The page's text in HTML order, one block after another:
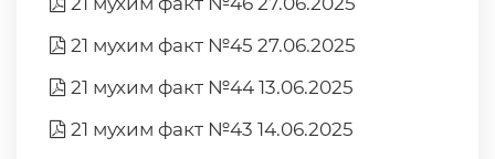
21 мухим факт №45 27.06.2025
21 мухим факт №44 13.06.2025
21 мухим факт №43 14.06.2025